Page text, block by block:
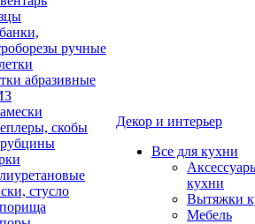
ручные
абразивные
скобы
стусло
Декор и интерьер
Все для кухни
кухни
Вытяжки
Мебель